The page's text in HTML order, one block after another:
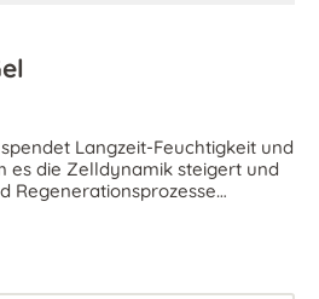
Langzeit-Feuchtigkeit und
es die Zelldynamik steigert und
Regenerationsprozesse